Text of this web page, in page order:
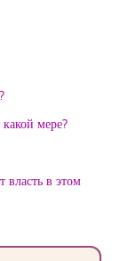
мере?
в этом